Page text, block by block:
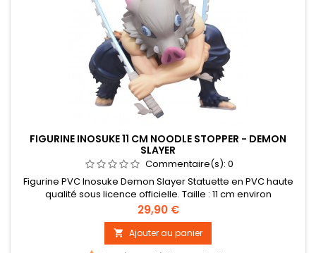
FIGURINE INOSUKE 11 CM NOODLE STOPPER - DEMON
SLAYER
Commentaire(s): 0
Figurine PVC Inosuke Demon Slayer Statuette en PVC haute
qualité sous licence officielle. Taille : 11 cm environ
Prix
29,90 €
 Ajouter au panier